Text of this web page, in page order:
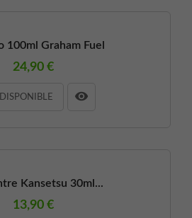
100ml Graham Fuel
24,90 €
DISPONIBLE
Kansetsu 30ml...
13,90 €